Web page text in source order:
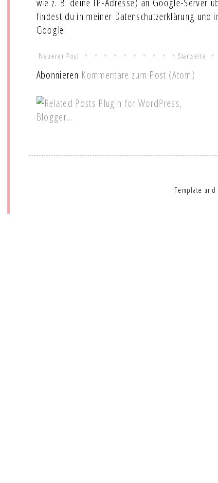
findest du in meiner Datenschutzerklärung und
Google.
Neuerer Post Startseite
Abonnieren Kommentare zum Post (Atom)
Template